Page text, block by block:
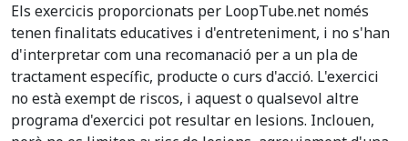
Els exercicis proporcionats per LoopTube.net només
tenen finalitats educatives i d'entreteniment, i no s'han
d'interpretar com una recomanació per a un pla de
tractament específic, producte o curs d'acció. L'exercici
no està exempt de riscos, i aquest o qualsevol altre
programa d'exercici pot resultar en lesions. Inclouen,